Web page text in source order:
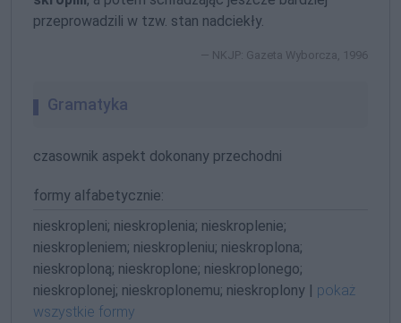
przeprowadzili w tzw. stan nadciekły.
NKJP: Gazeta Wyborcza, 1996
Gramatyka
czasownik aspekt dokonany przechodni
formy alfabetycznie:
nieskropleni; nieskroplenia; nieskroplenie;
nieskropleniem; nieskropleniu; nieskroplona;
nieskroploną; nieskroplone; nieskroplonego;
nieskroplonej; nieskroplonemu; nieskroplony | pokaż
wszystkie formy